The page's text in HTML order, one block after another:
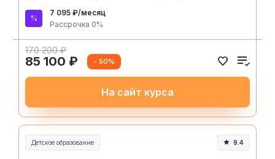
7 095 ₽/месяц
Рассрочка 0%
170 200 ₽
85 100 ₽ - 50%
На сайт курса
Детское образование 9.4